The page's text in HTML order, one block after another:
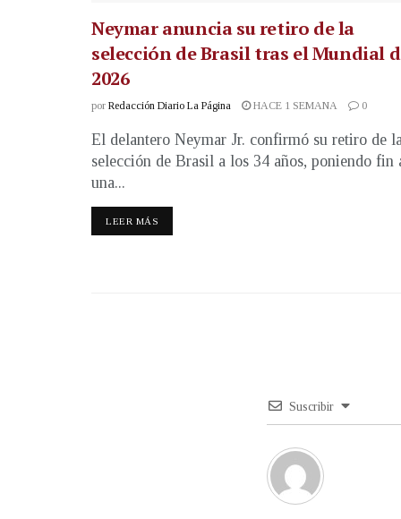
Neymar anuncia su retiro de la
selección de Brasil tras el Mundial
2026
por Redacción Diario La Página HACE 1 SEMANA 0
El delantero Neymar Jr. confirmó su retiro de la
selección de Brasil a los 34 años, poniendo fin
una...
LEER MÁS
Suscribir